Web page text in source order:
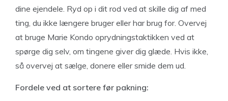
dine ejendele. Ryd op i dit rod ved at skille dig af med
ting, du ikke længere bruger eller har brug for. Overvej
at bruge Marie Kondo oprydningstaktikken ved at
spørge dig selv, om tingene giver dig glæde. Hvis ikke,
så overvej at sælge, donere eller smide dem ud.
Fordele ved at sortere før pakning: